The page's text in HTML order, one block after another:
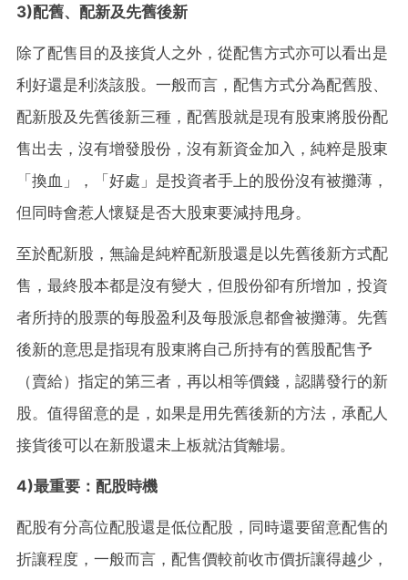
3)配舊、配新及先舊後新
除了配售目的及接貨人之外，從配售方式亦可以看出是
利好還是利淡該股。一般而言，配售方式分為配舊股、
配新股及先舊後新三種，配舊股就是現有股東將股份配
售出去，沒有增發股份，沒有新資金加入，純粹是股東
「換血」，「好處」是投資者手上的股份沒有被攤薄，
但同時會惹人懷疑是否大股東要減持甩身。
至於配新股，無論是純粹配新股還是以先舊後新方式配
售，最終股本都是沒有變大，但股份卻有所增加，投資
者所持的股票的每股盈利及每股派息都會被攤薄。先舊
後新的意思是指現有股東將自己所持有的舊股配售予
（賣給）指定的第三者，再以相等價錢，認購發行的新
股。值得留意的是，如果是用先舊後新的方法，承配人
接貨後可以在新股還未上板就沽貨離場。
4)最重要：配股時機
配股有分高位配股還是低位配股，同時還要留意配售的
折讓程度，一般而言，配售價較前收市價折讓得越少，